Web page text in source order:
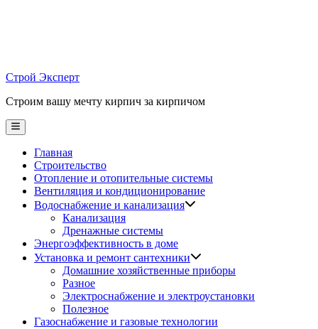
Строй Эксперт
Строим вашу мечту кирпич за кирпичом
Main
Menu
Главная
Строительство
Отопление и отопительные системы
Вентиляция и кондиционирование
Водоснабжение и канализация
Канализация
Дренажные системы
Энергоэффективность в доме
Установка и ремонт сантехники
Домашние хозяйственные приборы
Разное
Электроснабжение и электроустановки
Полезное
Газоснабжение и газовые технологии